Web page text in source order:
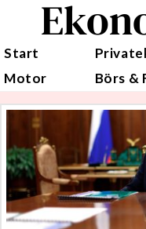
Start
Motor
Börs &